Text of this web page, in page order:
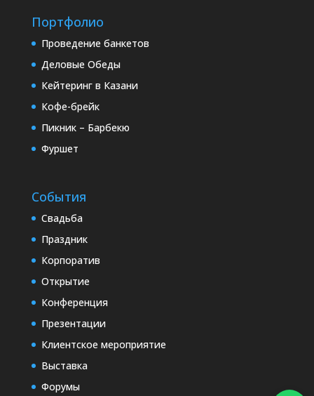
Портфолио
Проведение банкетов
Деловые Обеды
Кейтеринг в Казани
Кофе-брейк
Пикник – Барбекю
Фуршет
События
Свадьба
Праздник
Корпоратив
Открытие
Конференция
Презентации
Клиентское мероприятие
Выставка
Форумы